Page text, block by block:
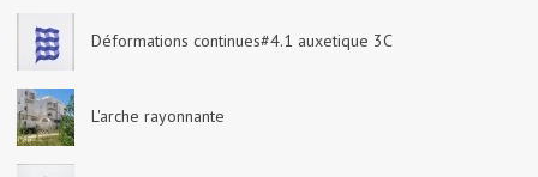
Déformations continues#4.1 auxetique 3C
L'arche rayonnante